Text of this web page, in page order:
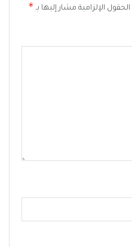
الحقول الإلزامية مشار إليها بـ *